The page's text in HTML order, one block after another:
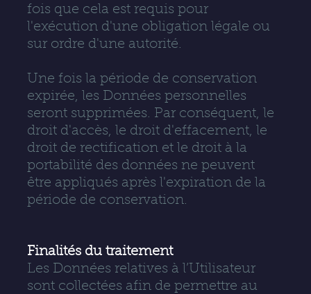
fois que cela est requis pour
l'exécution d'une obligation légale ou
sur ordre d'une autorité.
Une fois la période de conservation
expirée, les Données personnelles
seront supprimées. Par conséquent, le
droit d'accès, le droit d'effacement, le
droit de rectification et le droit à la
portabilité des données ne peuvent
être appliqués après l'expiration de la
période de conservation.
Finalités du traitement
Les Données relatives à l’Utilisateur
sont collectées afin de permettre au